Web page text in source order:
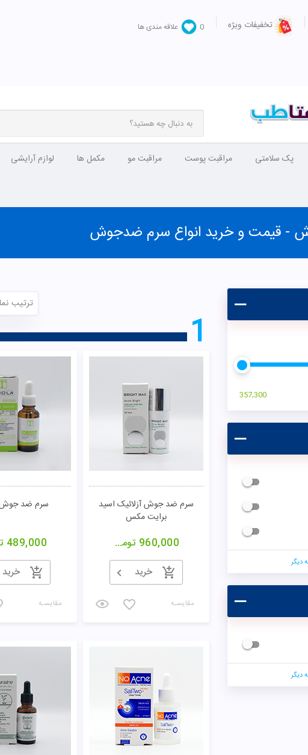
تخفیفات ویژه 0 علاقه مندی ها
پک سلامتی مراقبت پوست مراقبت مو مکمل ها لوازم آرایشی
- قیمت و خرید انواع سرم ضدجوش
357,300
دیگر
دیگر
ترتیب
1
سرم ضد جوش آزلائیک اسید
برایت مکس
960,000 تومان
خرید
مقایسـه
سرم ضد جوش
489,000
خرید
مقایسـه